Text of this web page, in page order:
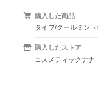
購入した商品
タイプ/クールミン
購入したストア
コスメティックナナ